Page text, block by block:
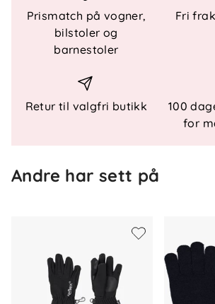
Maskinvask 30 °C, skånsomt
Punktvask og lufting
produktets levetid og redusere
Prismatch på vogner,
bilstoler og
barnestoler
Fri
Retur til valgfri butikk
100
for
Andre har sett på